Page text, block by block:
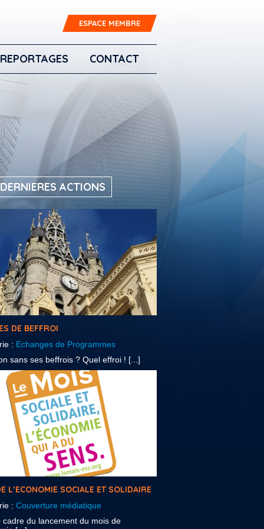
ESPACE MEMBRE
REPORTAGES CONTACT
ACTIONS
DE BEFFROI
: Echanges de Programmes
sans ses beffrois ? Quel effroi ! [...]
L’ECONOMIE SOCIALE ET SOLIDAIRE
: Couverture médiatique
cadre du lancement du mois de